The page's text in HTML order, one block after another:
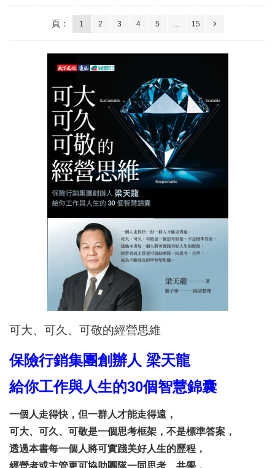
頁： 1 2 3 4 5 ... 15
可大、可久、可敬的經營思維
保險行銷集團創辦人 梁天龍
給你工作與人生的30個智慧錦囊
一個人走得快，但一群人才能走得遠，
可大、可久、可敬是一個思考框架，不是標準答案，
透過本書每一個人將可實踐美好人生的歷程，
經營者或主管更可協助團隊一同思考、共學，